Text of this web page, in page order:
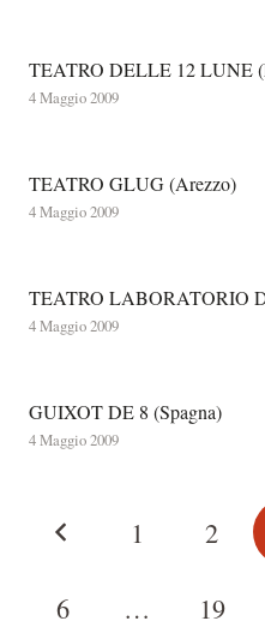
TEATRO DELLE 12 LUNE
4 Maggio 2009
TEATRO GLUG (Arezzo)
4 Maggio 2009
TEATRO LABORATORIO
4 Maggio 2009
GUIXOT DE 8 (Spagna)
4 Maggio 2009
1 2
6 … 19